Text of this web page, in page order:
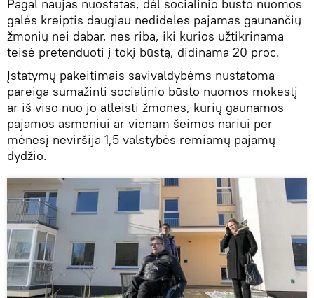
Pagal naujas nuostatas, dėl socialinio būsto nuomos
galės kreiptis daugiau nedideles pajamas gaunančių
žmonių nei dabar, nes riba, iki kurios užtikrinama
teisė pretenduoti į tokį būstą, didinama 20 proc.
Įstatymų pakeitimais savivaldybėms nustatoma
pareiga sumažinti socialinio būsto nuomos mokestį
ar iš viso nuo jo atleisti žmones, kurių gaunamos
pajamos asmeniui ar vienam šeimos nariui per
mėnesį neviršija 1,5 valstybės remiamų pajamų
dydžio.